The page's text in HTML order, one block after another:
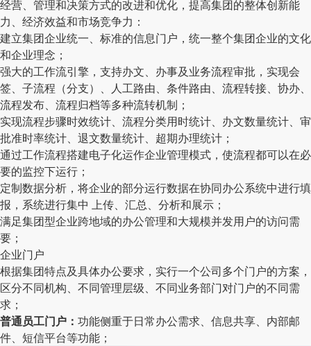
经营、管理和决策方式的改进和优化，提高集团的整体创新能
力、经济效益和市场竞争力：
建立集团企业统一、标准的信息门户，统一整个集团企业的文化
和企业理念；
强大的工作流引擎，支持办文、办事及业务流程审批，实现会
签、子流程（分支）、人工路由、条件路由、流程转接、协办、
流程发布、流程归档等多种流转机制；
实现流程步骤时效统计、流程分类用时统计、办文数量统计、审
批准时率统计、退文数量统计、超期办理统计；
通过工作流程搭建电子化运作企业管理模式，使流程都可以在必
要的监控下运行；
定制数据分析，将企业的部分运行数据在协同办公系统中进行填
报，系统进行集中 上传、汇总、分析和展示；
满足集团型企业跨地域的办公管理和大规模并发用户的访问需
要；
企业门户
根据集团特点及具体办公要求，实行一个公司多个门户的方案，
区分不同机构、不同管理层级、不同业务部门对门户的不同需
求；
普通员工门户： 功能侧重于日常办公需求、信息共享、内部邮
件、短信平台等功能；